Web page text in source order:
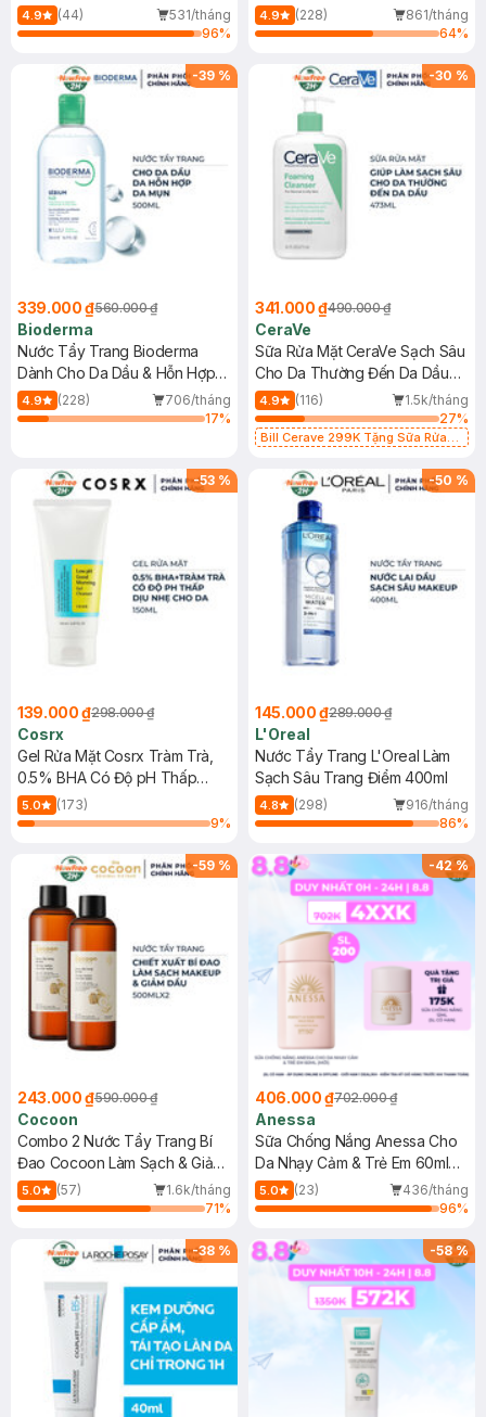
Mới)
4.9 (44)
531/tháng
96%
4.9 (228)
861/tháng
64%
-39 %
339.000 ₫560.000 ₫
Bioderma
Nước Tẩy Trang Bioderma
Dành Cho Da Dầu & Hỗn Hợp
500ml
4.9 (228)
706/tháng
17%
-30 %
341.000 ₫490.000 ₫
CeraVe
Sữa Rửa Mặt CeraVe Sạch Sâu
Cho Da Thường Đến Da Dầu
473ml
4.9 (116)
1.5k/tháng
27%
Bill Cerave 299K Tặng Sữa Rửa
-53 %
139.000 ₫298.000 ₫
Cosrx
Gel Rửa Mặt Cosrx Tràm Trà,
0.5% BHA Có Độ pH Thấp
150ml
5.0
(173)
9%
-50 %
145.000 ₫289.000 ₫
L'Oreal
Nước Tẩy Trang L'Oreal Làm
Sạch Sâu Trang Điểm 400ml
4.8 (298)
916/tháng
86%
-59 %
243.000 ₫590.000 ₫
Cocoon
Combo 2 Nước Tẩy Trang Bí
Đao Cocoon Làm Sạch & Giảm
Dầu 500ml
5.0 (57)
1.6k/tháng
71%
-42%
406.000 ₫702.000 ₫
Anessa
Sữa Chống Nắng Anessa Cho
Da Nhạy Cảm & Trẻ Em 60ml
(Mới)
5.0 (23)
436/tháng
96%
-38 % -58%